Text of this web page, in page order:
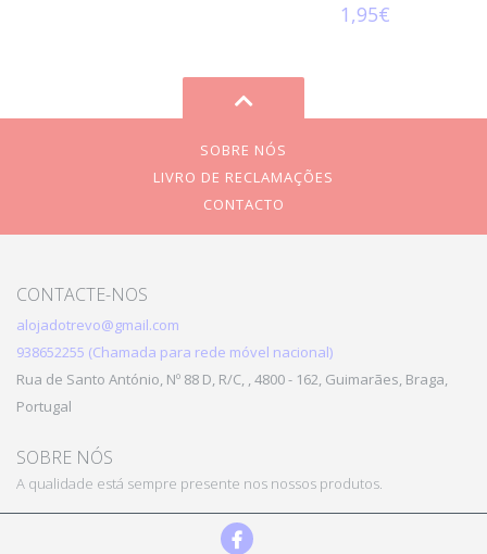
1,95€
SOBRE NÓS
LIVRO DE RECLAMAÇÕES
CONTACTO
CONTACTE-NOS
alojadotrevo@gmail.com
938652255 (Chamada para rede móvel nacional)
Rua de Santo António, Nº 88 D, R/C, , 4800 - 162, Guimarães, Braga,
Portugal
SOBRE NÓS
A qualidade está sempre presente nos nossos produtos.